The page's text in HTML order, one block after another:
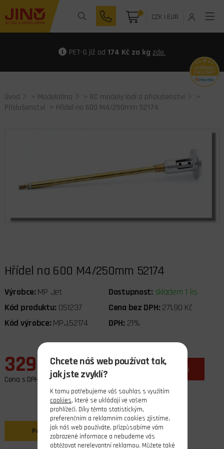
0 CZK| EUR
PET-G již od 174 Kč za kg zde.
Úvod > Modelařina > RC modely lodí a přislušenství
>
Příslušenství > Hřídel na 600 M4/250mm 52174
Hřídel na 600 M4/250mm 52174
Výrobce: MP Jet Dostupnost: skladem 1 ks
Kód produktu: 051237 Cena bez DPH: 271,90 Kč
Kód výrobce: MPJ.52174 DPH: 21%
329,00 Kč
Cena s DPH
do košíku
Popis
Chcete náš web používat tak,
jak jste zvyklí?
K tomu potřebujeme váš souhlas s využitím
cookies, které se ukládají ve vašem
prohlížeči. Díky těmto statistickým,
preferenčním a reklamním cookies zjistíme,
jak náš web používáte, přizpůsobíme vám
zobrazené informace a nebudeme vás
obtěžovat nerelevantní reklamou. Můžete také